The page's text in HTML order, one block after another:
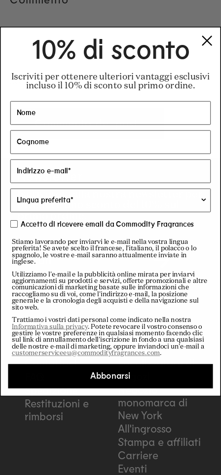
I commenti devono essere approvati prima di
essere pubblicati.
Newsletter
Iscrivetevi alla nostra newsletter per
ottenere uno sconto del 10% sul
E-mail
FacebookPinterestInstagram
YouTubeTikTokLinkedIn
Support
Contattaci
Spedizione
Restituzioni e
rimborsi
Collegare
Localizzatore di
negozi
Negozio
monomarca di
New York
All'ingrosso
Stampa e affiliati
Carriere
Eventi
10% di sconto
Iscriviti per ottenere ulteriori vantaggi esclusivi
incluso il 10% di sconto sul primo ordine.
Accetto di ricevere email da Commodity Fragrances
Stiamo lavorando per inviarvi le e-mail nella vostra lingua
preferita! Se avete scelto il francese, l'italiano, il polacco o lo
spagnolo, le vostre e-mail saranno attualmente inviate in
inglese.
Utilizziamo l'e-mail e la pubblicità online mirata per inviarvi
aggiornamenti su prodotti e servizi, offerte promozionali e altre
comunicazioni di marketing basate sulle informazioni che
raccogliamo su di voi, come l'indirizzo e-mail, la posizione
generale e la cronologia degli acquisti e della navigazione sul
sito web.
Trattiamo i vostri dati personal come indicato nella nostra
Informativa sulla privacy. Potete revocare il vostro consenso o
gestire le vostre preferenze in qualsiasi momento facendo clic
sul link di annullamento dell'iscrizione in fondo a una qualsiasi
delle nostre e-mail di marketing, oppure inviandoci un'e-mail a
customerserviceeu@commodityfragrances.com.
Abbonarsi